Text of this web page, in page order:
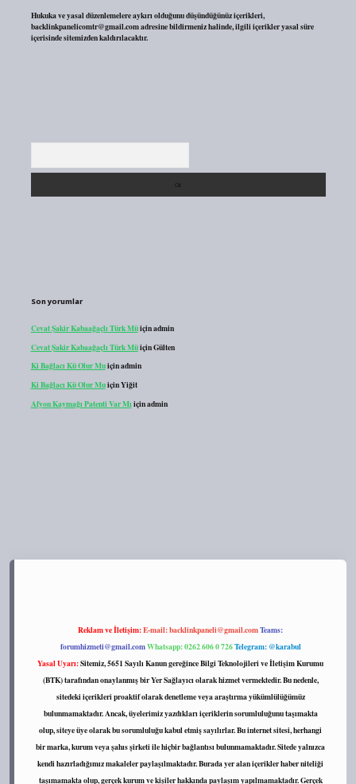
Hukuka ve yasal düzenlemelere aykırı olduğunu düşündüğünüz içerikleri,
backlinkpanelicomtr@gmail.comadresine bildirmeniz halinde, ilgili içerikler yasal süre
içerisinde sitemizden kaldırılacaktır.
Son yorumlar
Cevat Şakir Kabaağaçlı Türk Müiçinadmin
Cevat Şakir Kabaağaçlı Türk MüiçinGülten
Ki Bağlacı Kü Olur Muiçinadmin
Ki Bağlacı Kü Olur MuiçinYiğit
Afyon Kaymağı Patenti Var Mı içinadmin
Reklam ve İletişim:E-mail:backlinkpaneli@gmail.comTeams:
forumhizmeti@gmail.comWhatsapp: 0262 606 0 726Telegram: @karabul
Yasal Uyarı:Sitemiz, 5651 Sayılı Kanun gereğince Bilgi Teknolojileri ve İletişim Kurumu
(BTK) tarafından onaylanmış bir Yer Sağlayıcı olarak hizmet vermektedir. Bu nedenle,
sitedeki içerikleri proaktif olarak denetleme veya araştırma yükümlülüğümüz
bulunmamaktadır. Ancak, üyelerimiz yazdıkları içeriklerin sorumluluğunu taşımakta
olup, siteye üye olarak bu sorumluluğu kabul etmiş sayılırlar. Bu internet sitesi, herhangi
bir marka, kurum veya şahıs şirketi ile hiçbir bağlantısı bulunmamaktadır. Sitede yalnızca
kendi hazırladığımız makaleler paylaşılmaktadır. Burada yer alan içerikler haber niteliği
taşımamakta olup, gerçek kurum ve kişiler hakkında paylaşım yapılmamaktadır. Gerçek